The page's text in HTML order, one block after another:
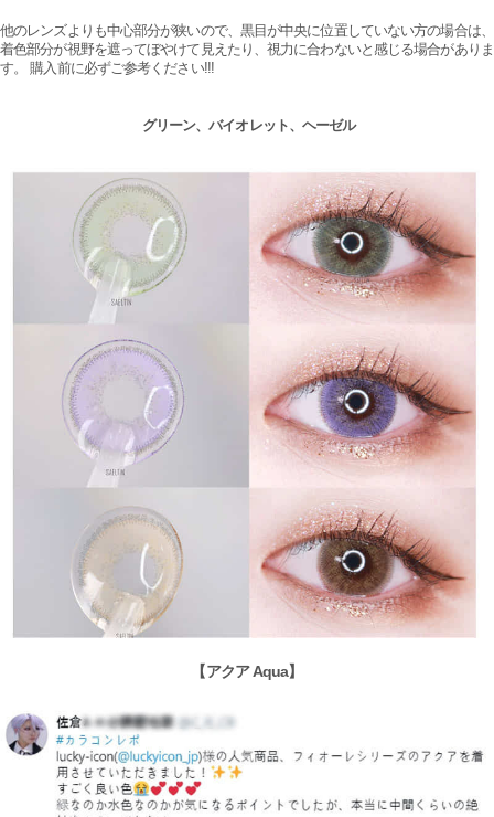
他のレンズよりも中心部分が狭いので、黒目が中央に位置していない方の場合は、
着色部分が視野を遮ってぼやけて見えたり、視力に合わないと感じる場合がありま
す。 購入前に必ずご参考ください!!!
グリーン、バイオレット、ヘーゼル
【アクア Aqua】